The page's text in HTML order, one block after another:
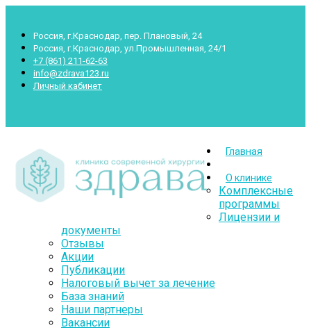
Россия, г.Краснодар, пер. Плановый, 24
Россия, г.Краснодар, ул.Промышленная, 24/1
+7 (861) 211-62-63
info@zdrava123.ru
Личный кабинет
Главная
О клинике
Комплексные
программы
Лицензии и
документы
Отзывы
Акции
Публикации
Налоговый вычет за лечение
База знаний
Наши партнеры
Вакансии